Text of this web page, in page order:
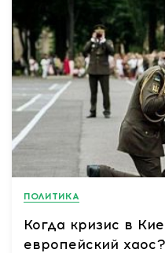
ПОЛИТИКА
Когда кризис в
европейский